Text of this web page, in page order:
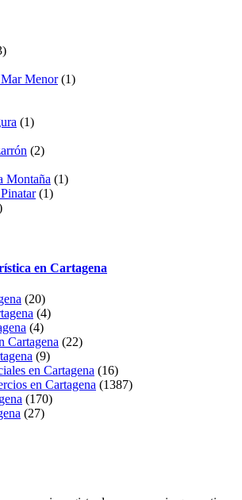
Menor(1)
(1)
(2)
Montaña (1)
(1)
en Cartagena
(20)
(4)
(4)
Cartagena (22)
(9)
en Cartagena (16)
en Cartagena (1387)
(170)
(27)